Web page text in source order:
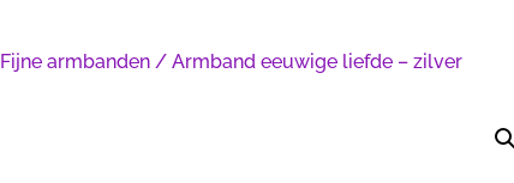
Fijne armbanden / Armband eeuwige liefde – zilver